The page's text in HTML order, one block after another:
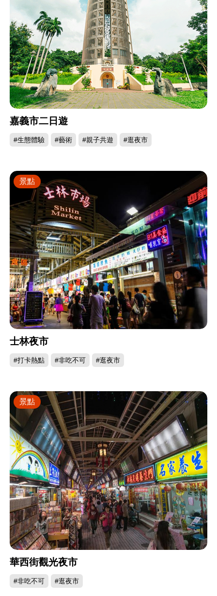
嘉義市二日遊
#生態體驗 #藝術 #親子共遊 #逛夜市
士林夜市
#打卡熱點 #非吃不可 #逛夜市
景點
華西街觀光夜市
#非吃不可 #逛夜市
景點